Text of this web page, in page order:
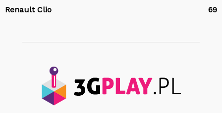
Renault Clio
69